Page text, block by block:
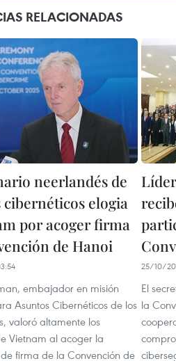
RELACIONADAS
neerlandés de
cibernéticos elogia
por acoger firma
de Hanoi
embajador en misión
Asuntos Cibernéticos de los
valoró altamente los
Vietnam al acoger la
firma de la Convención de
25/10/
El
la